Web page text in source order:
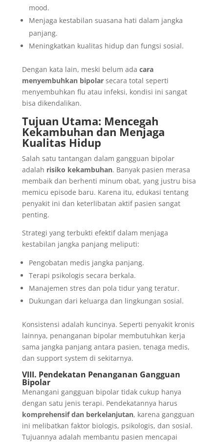
mood.
Menjaga kestabilan suasana hati dalam jangka
panjang.
Meningkatkan kualitas hidup dan fungsi sosial.
Dengan kata lain, meski belum ada cara
menyembuhkan bipolarsecara total seperti
menyembuhkan flu atau infeksi, kondisi ini sangat
bisa dikendalikan.
Tujuan Utama: Mencegah
Kekambuhan dan Menjaga
Kualitas Hidup
Salah satu tantangan dalam gangguan bipolar
adalah risiko kekambuhan. Banyak pasien merasa
membaik dan berhenti minum obat, yang justru bisa
memicu episode baru. Karena itu, edukasi tentang
penyakit ini dan keterlibatan aktif pasien sangat
penting.
Strategi yang terbukti efektif dalam menjaga
kestabilan jangka panjang meliputi:
Pengobatan medis jangka panjang.
Terapi psikologis secara berkala.
Manajemen stres dan pola tidur yang teratur.
Dukungan dari keluarga dan lingkungan sosial.
Konsistensi adalah kuncinya. Seperti penyakit kronis
lainnya, penanganan bipolar membutuhkan kerja
sama jangka panjang antara pasien, tenaga medis,
dan support system di sekitarnya.
VIII. Pendekatan Penanganan Gangguan
Bipolar
Menangani gangguan bipolar tidak cukup hanya
dengan satu jenis terapi. Pendekatannya harus
komprehensif dan berkelanjutan, karena gangguan
ini melibatkan faktor biologis, psikologis, dan sosial.
Tujuannya adalah membantu pasien mencapai